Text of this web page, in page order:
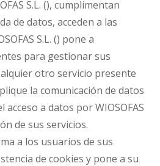
S.L. (), cumplimentan
de datos, acceden a las
S.L. () pone a
para gestionar sus
otro servicio presente
la comunicación de datos
acceso a datos por WIOSOFAS
de sus servicios.
a los usuarios de sus
de cookies y pone a su